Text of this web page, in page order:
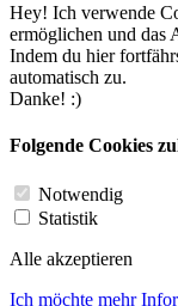
Hey! Ich verwende
ermöglichen und das
Indem du hier
automatisch zu.
Danke! :)
Folgende Cookies
Notwendig
Statistik
Alle akzeptieren
Ich möchte mehr